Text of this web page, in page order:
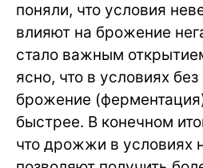
поняли, что условия
влияют на брожение
стало важным
ясно, что в условиях
брожение
быстрее. В конечном
что дрожжи в условиях